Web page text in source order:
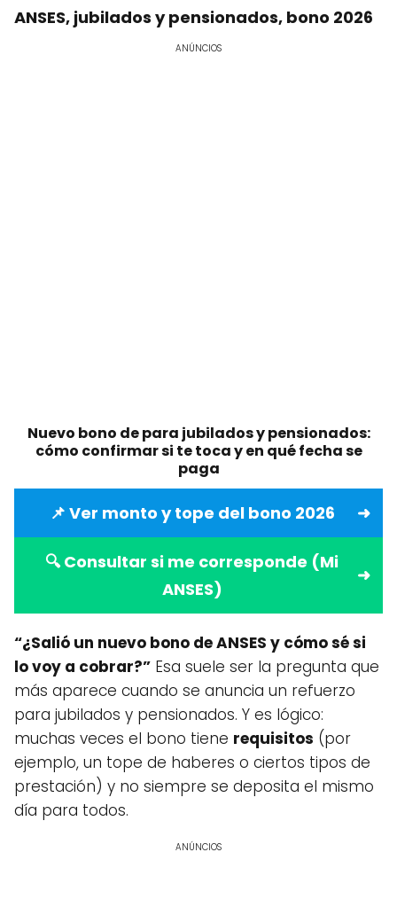
ANSES, jubilados y pensionados, bono 2026
ANÚNCIOS
Nuevo bono de para jubilados y pensionados:
cómo confirmar si te toca y en qué fecha se
paga
📌 Ver monto y tope del bono 2026
🔍 Consultar si me corresponde (Mi
ANSES)
“¿Salió un nuevo bono de ANSES y cómo sé si
lo voy a cobrar?” Esa suele ser la pregunta que
más aparece cuando se anuncia un refuerzo
para jubilados y pensionados. Y es lógico:
muchas veces el bono tiene requisitos (por
ejemplo, un tope de haberes o ciertos tipos de
prestación) y no siempre se deposita el mismo
día para todos.
ANÚNCIOS